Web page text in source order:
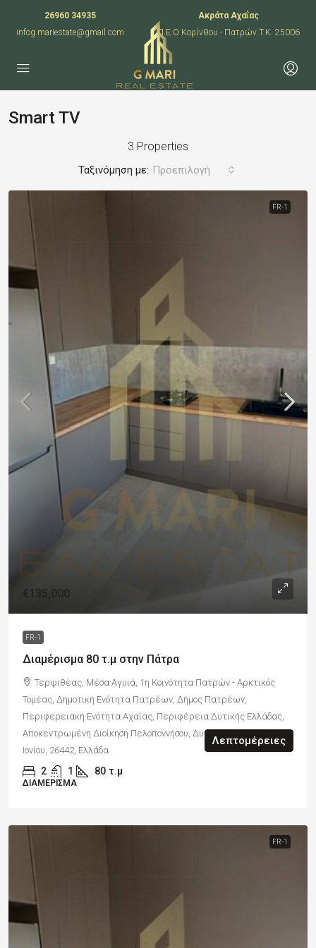
26960 34935
infog.mariestate@gmail.com
Ακράτα Αχαΐας
Π.Ε.Ο Κορίνθου - Πατρών T.K. 25006
Smart TV
3 Properties
Ταξινόμηση με: Προεπιλογή
FR-1
€135,000
FR-1
Διαμέρισμα 80 τ.μ στην Πάτρα
Τερψιθέας, Μέσα Αγυιά, 1η Κοινότητα Πατρών - Αρκτικός
Τομέας, Δημοτική Ενότητα Πατρέων, Δήμος Πατρέων,
Περιφερειακή Ενότητα Αχαΐας, Περιφέρεια Δυτικής Ελλάδας,
Αποκεντρωμένη Διοίκηση Πελοποννήσου, Δυτικής Ελλάδας και
Ιονίου, 26442, Ελλάδα
2 1 80 τ.μ
ΔΙΑΜΈΡΙΣΜΑ
Λεπτομέρειες
FR-1